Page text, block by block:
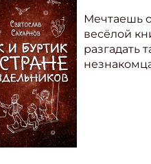
Мечтаешь
весёлой
разгадать